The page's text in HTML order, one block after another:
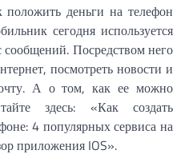
деньги на телефон
сегодня используется
сообщений. Посредством него
посмотреть новости и
А о том, как ее можно
здесь: «Как создать
4 популярных сервиса на
приложения IOS».